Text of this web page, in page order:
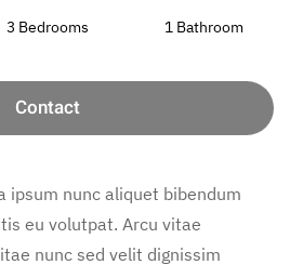
3 Bedrooms 1 Bathroom
Contact
ipsum nunc aliquet bibendum
eu volutpat. Arcu vitae
nunc sed velit dignissim